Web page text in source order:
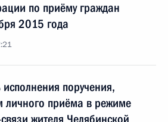
по приёму граждан
2015 года
поручения,
личного приёма в режиме
жителя Челябинской